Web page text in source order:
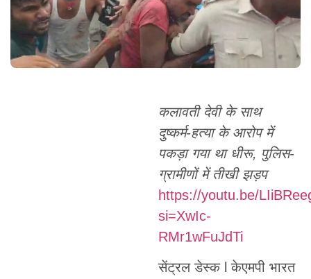
कलावती देवी के साथ
दुष्कर्म-हत्या के आरोप में
पकड़ा गया था धीरू, पुलिस-
ग्रामीणों में तीखी झड़प
https://youtu.be/
si=XwIc-
RMr1wFuJdTi
सेंट्रल डेस्क l केएमपी भारत